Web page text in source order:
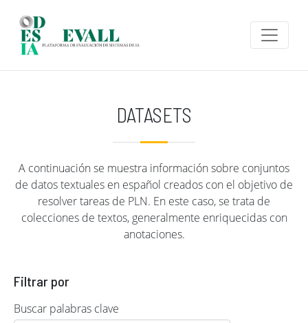
DATASETS
A continuación se muestra información sobre conjuntos
de datos textuales en español creados con el objetivo de
resolver tareas de PLN. En este caso, se trata de
colecciones de textos, generalmente enriquecidas con
anotaciones.
Filtrar por
Buscar palabras clave